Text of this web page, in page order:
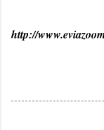
http://